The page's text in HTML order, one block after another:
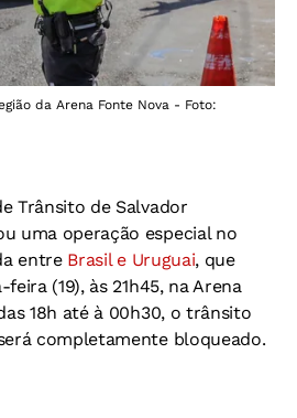
da Arena Fonte Nova - Foto:
Trânsito de Salvador
uma operação especial no
entre Brasil e Uruguai, que
(19), às 21h45, na Arena
18h até à 00h30, o trânsito
completamente bloqueado.